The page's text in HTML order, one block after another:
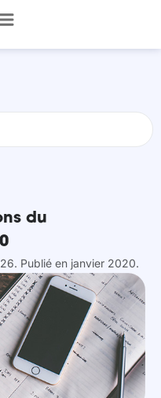
du
. Publié en janvier 2020.